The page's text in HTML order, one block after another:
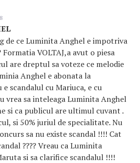
de ce Luminita Anghel e impotriva
VOLTAJ,a avut o piesa
are dreptul sa voteze ce melodie
Anghel e abonata la
e scandalul cu Mariuca, e cu
vrea sa inteleaga Luminita Anghel
si ca publicul are ultimul cuvant .
si 50% juriul de specialitate. Nu
sa nu existe scandal !!!! Cat
???? Vreau ca Luminita
si sa clarifice scandalul !!!!